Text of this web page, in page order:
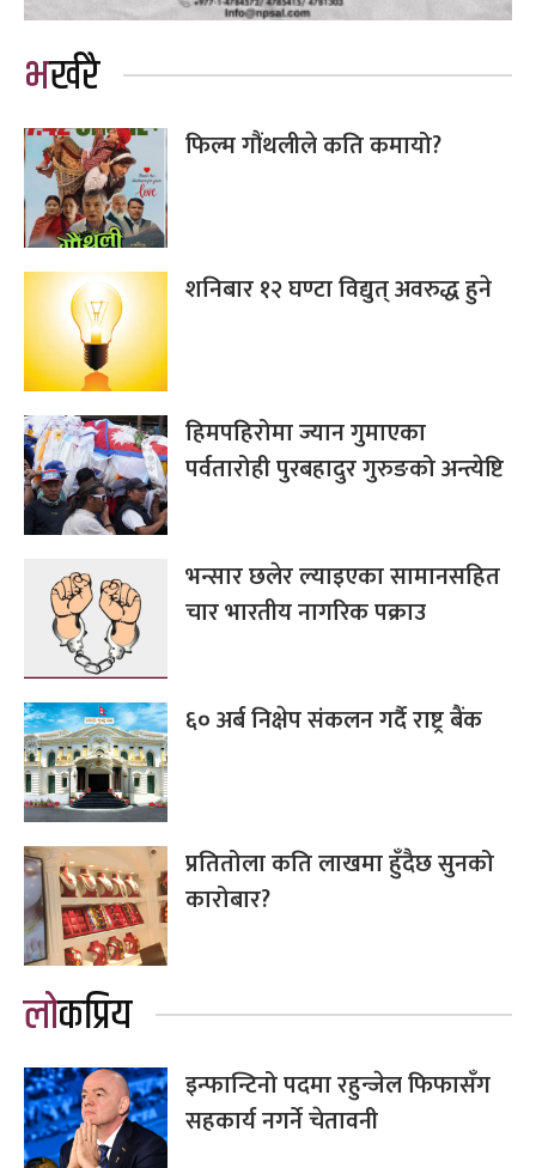
भर्खरै
फिल्म गौंथलीले कति कमायो?
शनिबार १२ घण्टा विद्युत् अवरुद्ध हुने
हिमपहिरोमा ज्यान गुमाएका
पर्वतारोही पुरबहादुर गुरुङको अन्त्येष्टि
भन्सार छलेर ल्याइएका सामानसहित
चार भारतीय नागरिक पक्राउ
६० अर्ब निक्षेप संकलन गर्दै राष्ट्र बैंक
प्रतितोला कति लाखमा हुँदैछ सुनको
कारोबार?
लोकप्रिय
इन्फान्टिनो पदमा रहुन्जेल फिफासँग
सहकार्य नगर्ने चेतावनी